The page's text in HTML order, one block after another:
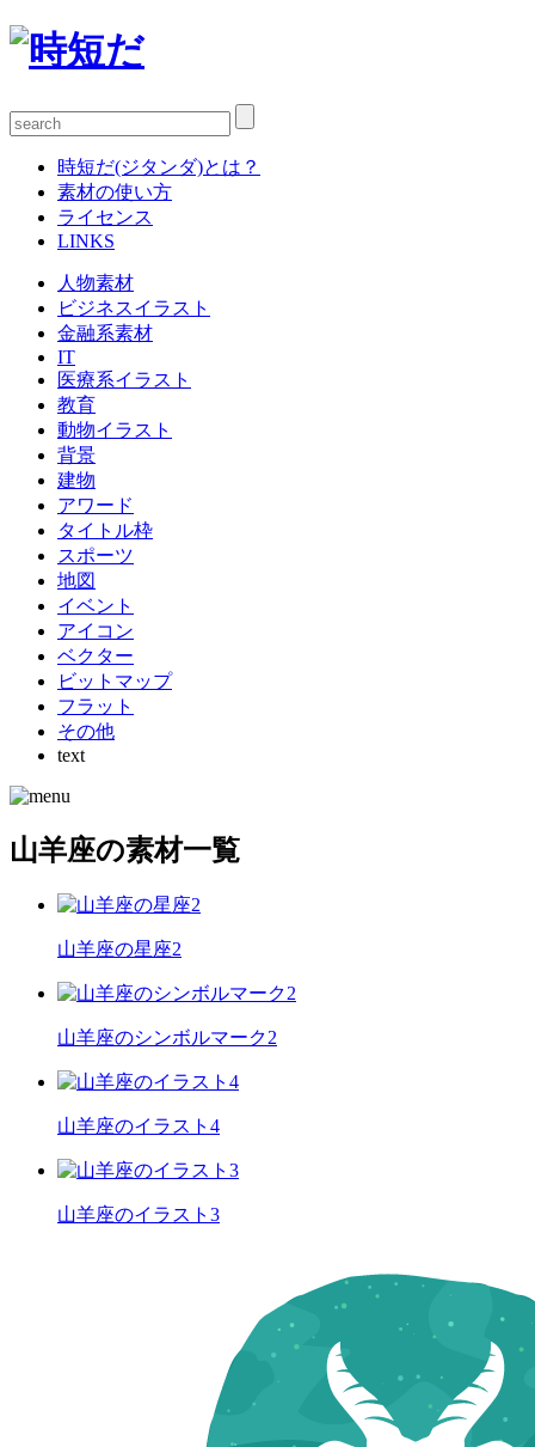
時短だ(ジタンダ)とは？
素材の使い方
ライセンス
LINKS
人物素材
ビジネスイラスト
金融系素材
IT
医療系イラスト
教育
動物イラスト
背景
建物
アワード
タイトル枠
スポーツ
地図
イベント
アイコン
ベクター
ビットマップ
フラット
その他
text
山羊座の素材一覧
山羊座の星座2
山羊座のシンボルマーク2
山羊座のイラスト4
山羊座のイラスト3